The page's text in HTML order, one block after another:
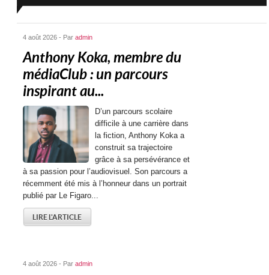
4 août 2026 - Paradmin
Anthony Koka, membre du
médiaClub : un parcours
inspirant au...
D’un parcours scolaire
difficile à une carrière dans
la fiction, Anthony Koka a
construit sa trajectoire
grâce à sa persévérance et
à sa passion pour l’audiovisuel. Son parcours a
récemment été mis à l’honneur dans un portrait
publié par Le Figaro...
LIRE L'ARTICLE
4 août 2026 - Paradmin